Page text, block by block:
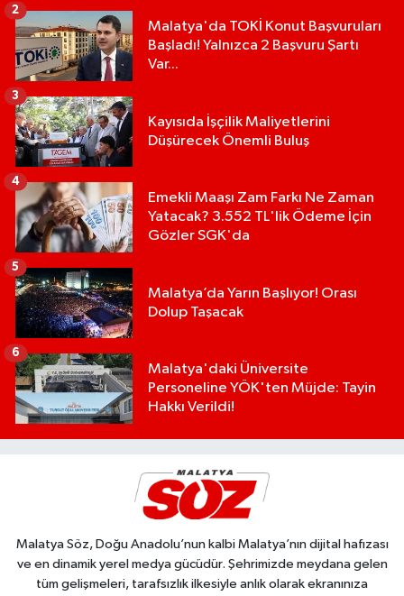
Malatya'da TOKİ Konut Başvuruları
Başladı! Yalnızca 2 Başvuru Şartı
Var...
2
Kayısıda İşçilik Maliyetlerini
Düşürecek Önemli Buluş
3
Emekli Maaşı Zam Farkı Ne Zaman
Yatacak? 3.552 TL'lik Ödeme İçin
Gözler SGK'da
4
Malatya’da Yarın Başlıyor! Orası
Dolup Taşacak
5
Malatya'daki Üniversite
Personeline YÖK'ten Müjde: Tayin
Hakkı Verildi!
6
Malatya Söz, Doğu Anadolu’nun kalbi Malatya’nın dijital hafızası
ve en dinamik yerel medya gücüdür. Şehrimizde meydana gelen
tüm gelişmeleri, tarafsızlık ilkesiyle anlık olarak ekranınıza